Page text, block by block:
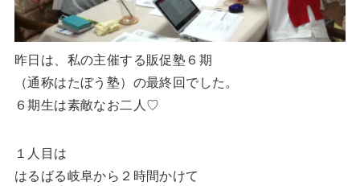
昨日は、私の主催する販促塾６期
（通称はたぼう塾）の最終回でした。
６期生は素敵なお二人♡
１人目は
はるばる岐阜から２時間かけて